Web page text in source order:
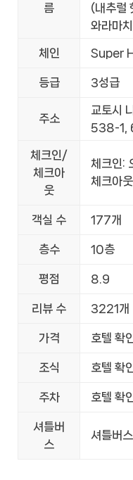
름
(내추럴
와라마
체인 Super
등급 3성급
주소
교토시
538-1,
체크인/
체크아
웃
체크인:
체크아
객실 수 177개
층수 10층
평점 8.9
리뷰 수 3221개
가격 호텔 확인
조식 호텔 확인
주차 호텔 확인
셔틀버
스
셔틀버